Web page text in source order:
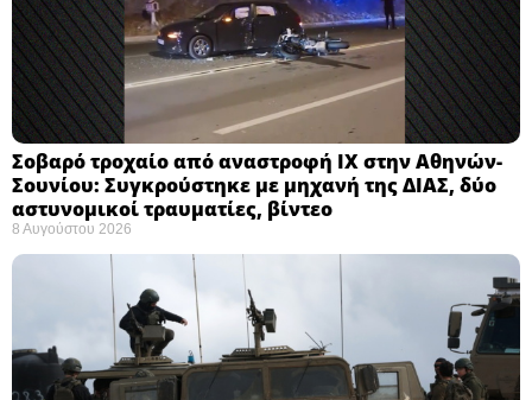
Σοβαρό τροχαίο από αναστροφή ΙΧ στην Αθηνών-
Σουνίου: Συγκρούστηκε με μηχανή της ΔΙΑΣ, δύο
αστυνομικοί τραυματίες, βίντεο
8 Αυγούστου 2026